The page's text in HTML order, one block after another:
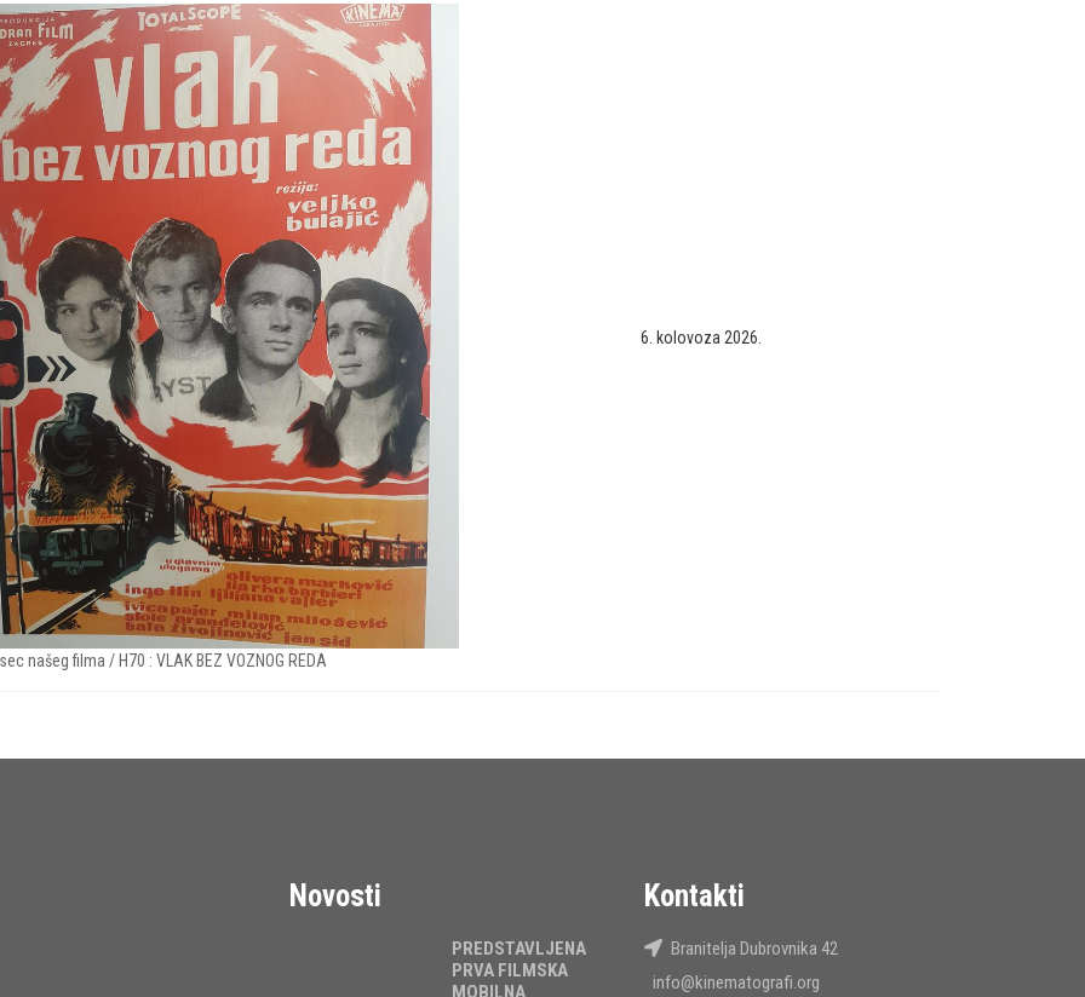
našeg filma / H70 : VLAK BEZ VOZNOG REDA
6. kolovoza 2026.
Novosti
PREDSTAVLJENA
PRVA FILMSKA
MOBILNA
Kontakti
Branitelja Dubrovnika 42
info@kinematografi.org